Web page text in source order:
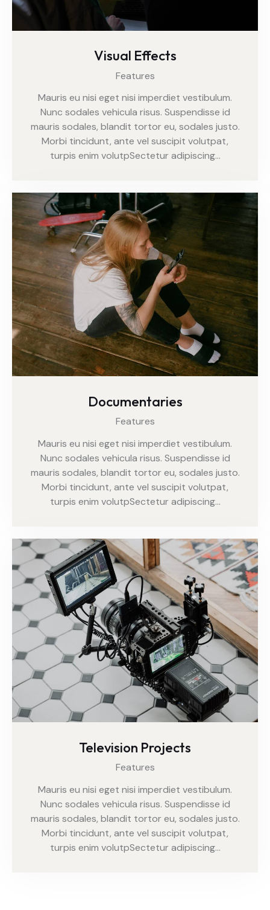
Visual Effects
Features
Mauris eu nisi eget nisi imperdiet vestibulum.
Nunc sodales vehicula risus. Suspendisse id
mauris sodales, blandit tortor eu, sodales justo.
Morbi tincidunt, ante vel suscipit volutpat,
turpis enim volutpSectetur adipiscing…
Documentaries
Features
Mauris eu nisi eget nisi imperdiet vestibulum.
Nunc sodales vehicula risus. Suspendisse id
mauris sodales, blandit tortor eu, sodales justo.
Morbi tincidunt, ante vel suscipit volutpat,
turpis enim volutpSectetur adipiscing…
Television Projects
Features
Mauris eu nisi eget nisi imperdiet vestibulum.
Nunc sodales vehicula risus. Suspendisse id
mauris sodales, blandit tortor eu, sodales justo.
Morbi tincidunt, ante vel suscipit volutpat,
turpis enim volutpSectetur adipiscing…